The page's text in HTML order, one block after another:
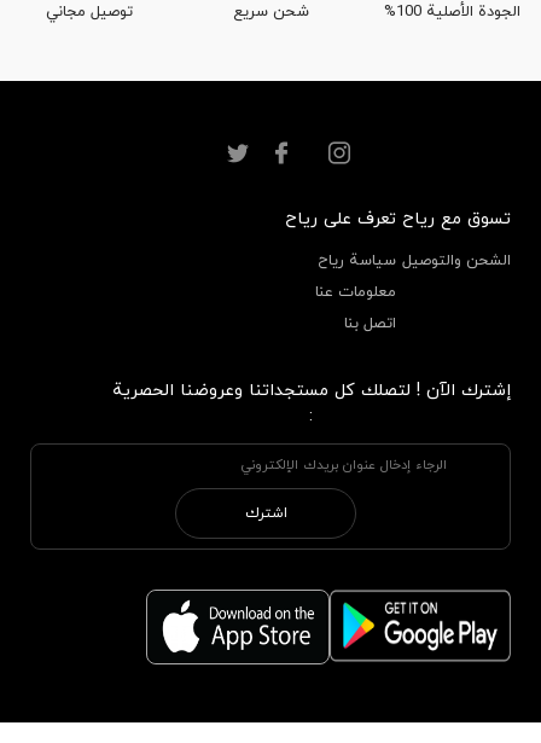
الجودة الأصلية 100% شحن سريع توصيل مجاني
تسوق مع رياح
الشحن والتوصيل
تعرف على رياح
سياسة رياح
معلومات عنا
اتصل بنا
إشترك الآن ! لتصلك كل مستجداتنا وعروضنا الحصرية
:
اشترك